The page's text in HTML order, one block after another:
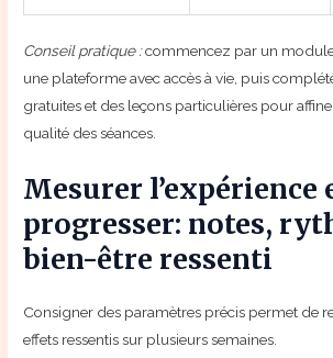
Conseil pratique :commencez par un
une plateforme avec accès à vie, puis
gratuites et des leçons particulières pour
qualité des séances.
Mesurer l’expérience
progresser: notes,
bien-être ressenti
Consigner des paramètres précis permet de
effets ressentis sur plusieurs semaines.